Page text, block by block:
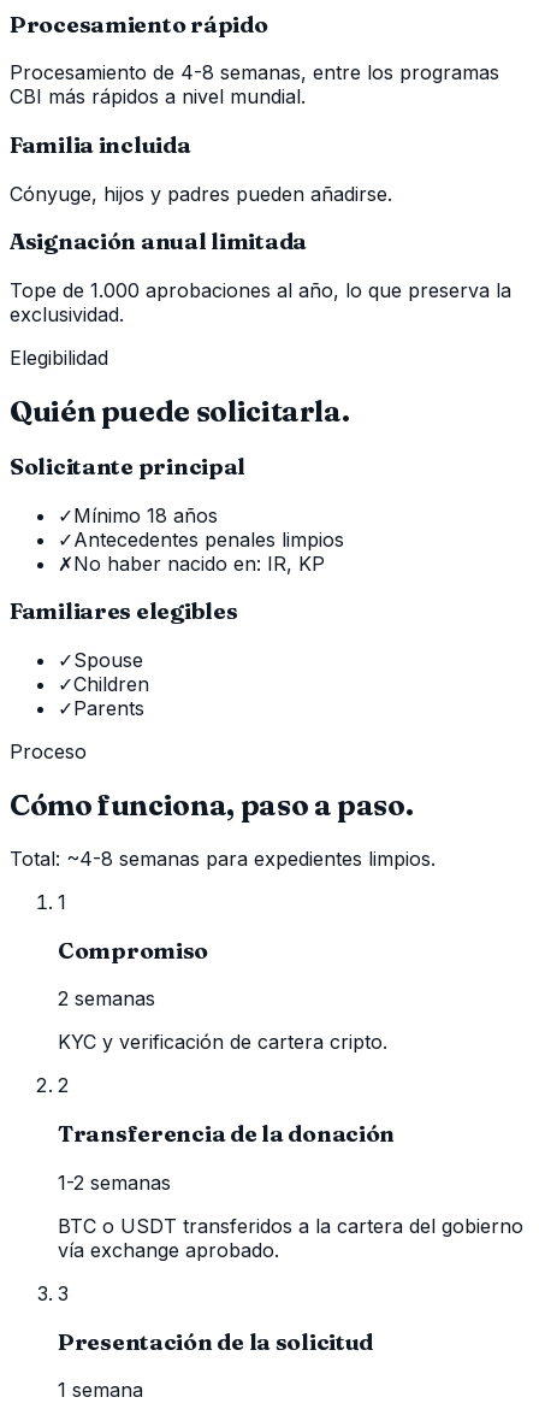
Procesamiento rápido
Procesamiento de 4-8 semanas, entre los programas
CBI más rápidos a nivel mundial.
Familia incluida
Cónyuge, hijos y padres pueden añadirse.
Asignación anual limitada
Tope de 1.000 aprobaciones al año, lo que preserva la
exclusividad.
Elegibilidad
Quién puede solicitarla.
Solicitante principal
✓Mínimo 18 años
✓Antecedentes penales limpios
✗No haber nacido en: IR, KP
Familiares elegibles
✓Spouse
✓Children
✓Parents
Proceso
Cómo funciona, paso a paso.
Total: ~4-8 semanas para expedientes limpios.
1
Compromiso
2 semanas
KYC y verificación de cartera cripto.
2
Transferencia de la donación
1-2 semanas
BTC o USDT transferidos a la cartera del gobierno
vía exchange aprobado.
3
Presentación de la solicitud
1 semana